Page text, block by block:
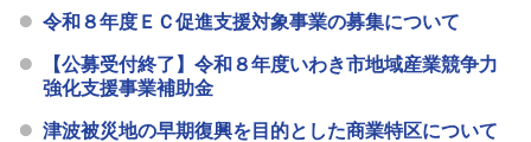
令和８年度ＥＣ促進支援対象事業の募集について
【公募受付終了】令和８年度いわき市地域産業競争力
強化支援事業補助金
津波被災地の早期復興を目的とした商業特区について